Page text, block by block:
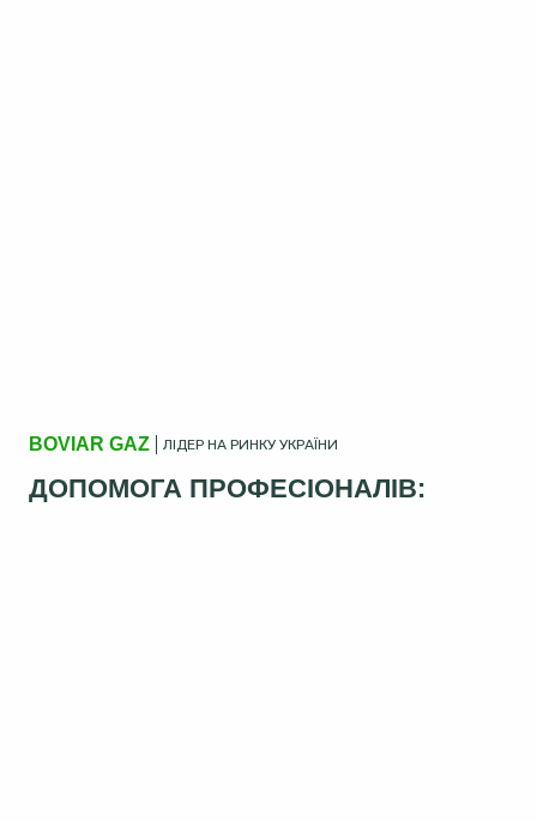
BOVIAR GAZ ЛІДЕР НА РИНКУ УКРАЇНИ
ДОПОМОГА ПРОФЕСІОНАЛІВ: